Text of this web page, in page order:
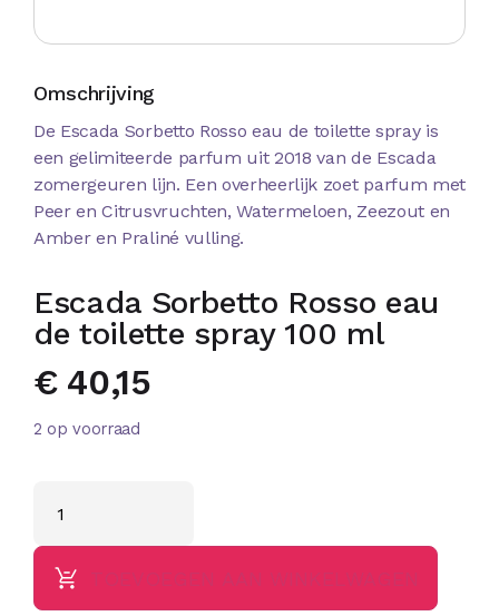
Omschrijving
De Escada Sorbetto Rosso eau de toilette spray is
een gelimiteerde parfum uit 2018 van de Escada
zomergeuren lijn. Een overheerlijk zoet parfum met
Peer en Citrusvruchten, Watermeloen, Zeezout en
Amber en Praliné vulling.
Escada Sorbetto Rosso eau
de toilette spray 100 ml
€40,15
2 op voorraad